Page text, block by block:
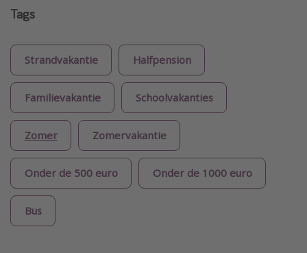
Tags
Strandvakantie Halfpension
Familievakantie Schoolvakanties
Zomer Zomervakantie
Onder de 500 euro Onder de 1000 euro
Bus